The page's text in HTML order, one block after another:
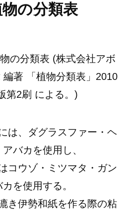
の分類表
の分類表 (株式会社アボ
編著 「植物分類表」2010
第2刷 による。)
は、ダグラスファー・ヘ
バカを使用し、
コウゾ・ミツマタ・ガン
を使用する。
き伊勢和紙を作る際の粘